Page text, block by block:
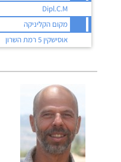
Dipl.C.M
מקום הקליניקה
אוסישקין 5 רמת השרון